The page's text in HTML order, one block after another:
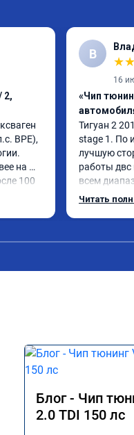
2,
BPE),
на
100
В
★★
16
«Чип
Тигуан 2
stage 1. По
лучшую
работы двс
всем
по трассе
Читать
Блог - Чип
2.0 TDI 150 лс